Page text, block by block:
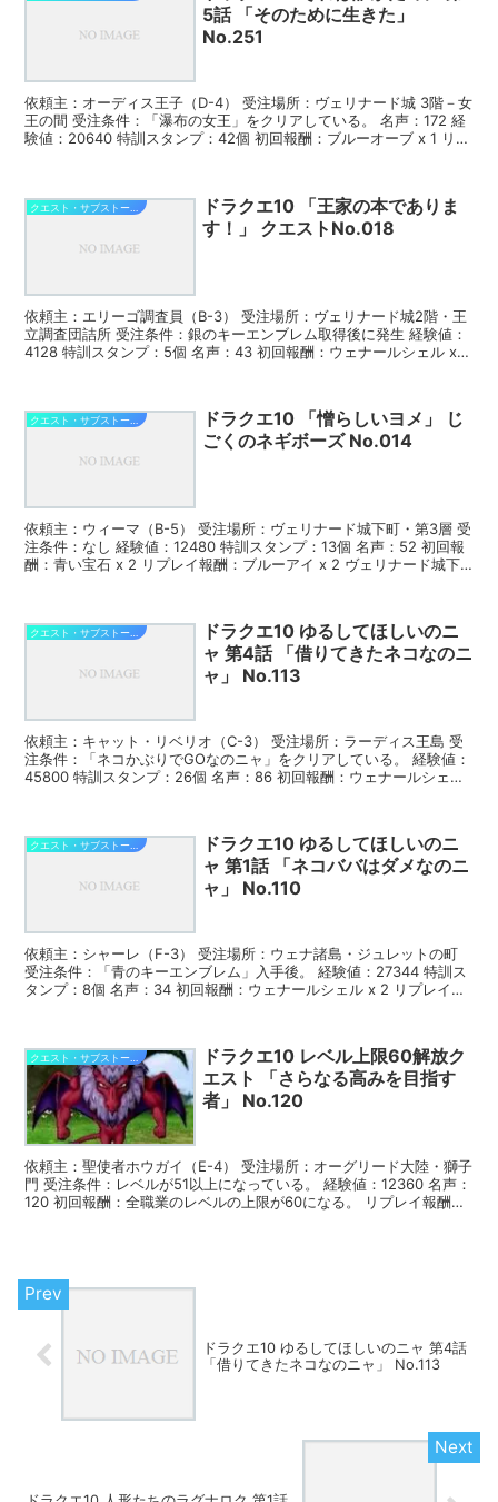
5話 「そのために生きた」
No.251
依頼主：オーディス王子（D-4） 受注場所：ヴェリナード城 3階－女
王の間 受注条件：「瀑布の女王」をクリアしている。 名声：172 経
験値：20640 特訓スタンプ：42個 初回報酬：ブルーオーブ x 1 リプ
ドラクエ10 「王家の本でありま
す！」 クエストNo.018
依頼主：エリーゴ調査員（B-3） 受注場所：ヴェリナード城2階・王
立調査団詰所 受注条件：銀のキーエンブレム取得後に発生 経験値：
4128 特訓スタンプ：5個 名声：43 初回報酬：ウェナールシェル x 3
ドラクエ10 「憎らしいヨメ」 じ
ごくのネギボーズ No.014
依頼主：ウィーマ（B-5） 受注場所：ヴェリナード城下町・第3層 受
注条件：なし 経験値：12480 特訓スタンプ：13個 名声：52 初回報
酬：青い宝石 x 2 リプレイ報酬：ブルーアイ x 2 ヴェリナード城下
ドラクエ10 ゆるしてほしいのニ
ャ 第4話 「借りてきたネコなのニ
ャ」 No.113
依頼主：キャット・リベリオ（C-3） 受注場所：ラーディス王島 受
注条件：「ネコかぶりでGOなのニャ」をクリアしている。 経験値：
45800 特訓スタンプ：26個 名声：86 初回報酬：ウェナールシェル
クエスト・サブストーリー攻略
ドラクエ10 ゆるしてほしいのニ
ャ 第1話 「ネコババはダメなのニ
ャ」 No.110
依頼主：シャーレ（F-3） 受注場所：ウェナ諸島・ジュレットの町
受注条件：「青のキーエンブレム」入手後。 経験値：27344 特訓ス
タンプ：8個 名声：34 初回報酬：ウェナールシェル x 2 リプレイ報
クエスト・サブストーリー攻略
ドラクエ10 レベル上限60解放ク
エスト 「さらなる高みを目指す
者」 No.120
依頼主：聖使者ホウガイ（E-4） 受注場所：オーグリード大陸・獅子
門 受注条件：レベルが51以上になっている。 経験値：12360 名声：
120 初回報酬：全職業のレベルの上限が60になる。 リプレイ報酬：
ドラクエ10 ゆるしてほしいのニャ 第4話
「借りてきたネコなのニャ」 No.113